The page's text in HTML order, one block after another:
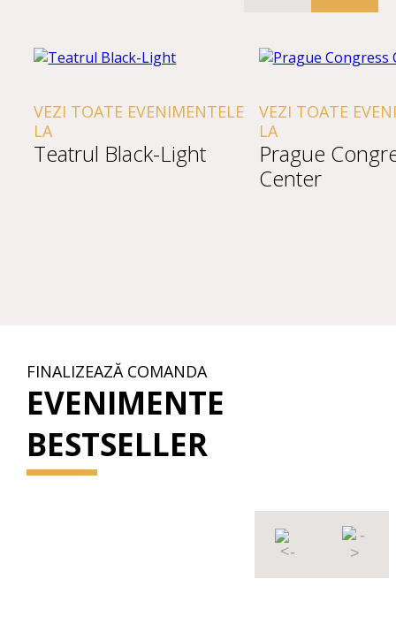
VEZI TOATE EVENIMENTELE
LA
Teatrul Black-Light
VEZI TOATE
LA
Prague
Center
FINALIZEAZĂ COMANDA
EVENIMENTE
BESTSELLER